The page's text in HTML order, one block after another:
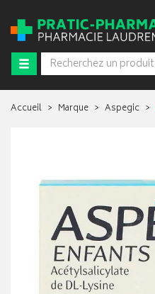
Accueil Marque Aspegic